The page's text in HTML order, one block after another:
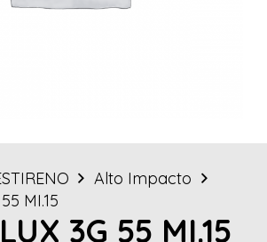
Alto Impacto
MI.15
3G 55 MI.15